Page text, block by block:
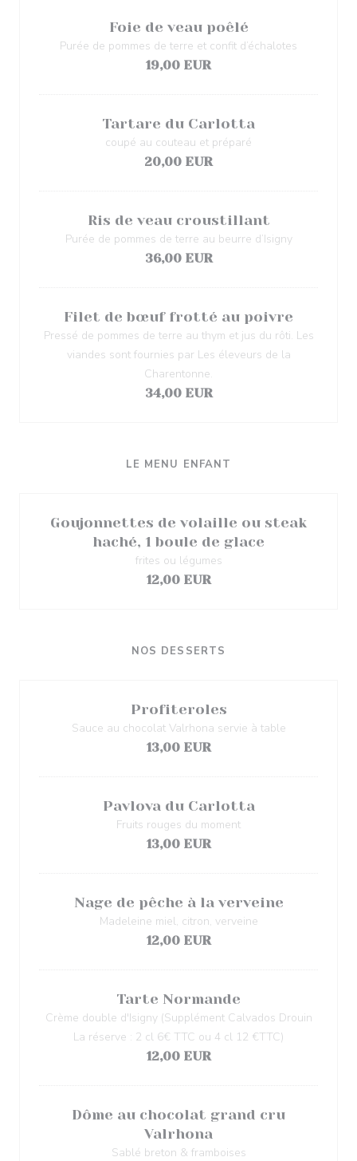
Foie de veau poêlé
Purée de pommes de terre et confit d’échalotes
19,00 EUR
Tartare du Carlotta
coupé au couteau et préparé
20,00 EUR
Ris de veau croustillant
Purée de pommes de terre au beurre d’Isigny
36,00 EUR
Filet de bœuf frotté au poivre
Pressé de pommes de terre au thym et jus du rôti. Les
viandes sont fournies par Les éleveurs de la
Charentonne.
34,00 EUR
LE MENU ENFANT
Goujonnettes de volaille ou steak
haché, 1 boule de glace
frites ou légumes
12,00 EUR
NOS DESSERTS
Profiteroles
Sauce au chocolat Valrhona servie à table
13,00 EUR
Pavlova du Carlotta
Fruits rouges du moment
13,00 EUR
Nage de pêche à la verveine
Madeleine miel, citron, verveine
12,00 EUR
Tarte Normande
Crème double d'Isigny (Supplément Calvados Drouin
La réserve : 2 cl 6€ TTC ou 4 cl 12 €TTC)
12,00 EUR
Dôme au chocolat grand cru
Valrhona
Sablé breton & framboises